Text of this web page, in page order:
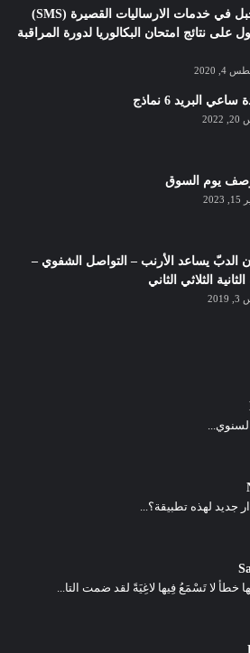
التسجبل في خدمات الارساليات القصيرة (SMS)
على نتائج امتحان البكالوريا لدورة المراقبة
2020
ساعي البريد 6 نماذج
يوم السوق
الدبّ يساعد الأرنب – التواصل الشفوي –
الثلاثي الثاني
جديد لهذه تطبيقة؟...